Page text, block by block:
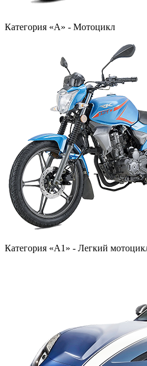
Категория «А» - Мотоцикл
Категория «A1» - Легкий